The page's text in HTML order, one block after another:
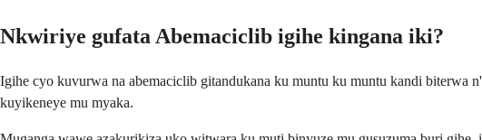
Nkwiriye gufata Abemaciclib igihe kingana iki?
Igihe cyo kuvurwa na abemaciclib gitandukana ku muntu ku muntu kandi biterwa
kuyikeneye mu myaka.